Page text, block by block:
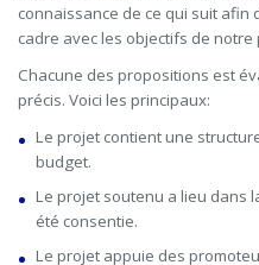
connaissance de ce qui suit
cadre avec les objectifs de
Chacune des propositions est
précis. Voici les principaux:
Le projet contient une
budget.
Le projet soutenu a lieu dans
été consentie.
Le projet appuie des